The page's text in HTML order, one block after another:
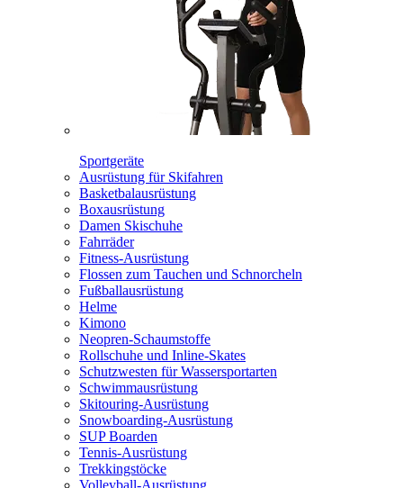
Sportgeräte
Ausrüstung für Skifahren
Basketbalausrüstung
Boxausrüstung
Damen Skischuhe
Fahrräder
Fitness-Ausrüstung
Flossen zum Tauchen und Schnorcheln
Fußballausrüstung
Helme
Kimono
Neopren-Schaumstoffe
Rollschuhe und Inline-Skates
Schutzwesten für Wassersportarten
Schwimmausrüstung
Skitouring-Ausrüstung
Snowboarding-Ausrüstung
SUP Boarden
Tennis-Ausrüstung
Trekkingstöcke
Volleyball-Ausrüstung